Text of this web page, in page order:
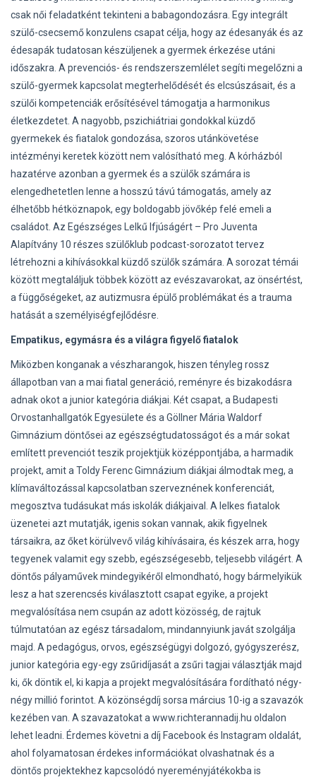
csak női feladatként tekinteni a babagondozásra. Egy integrált
szülő-csecsemő konzulens csapat célja, hogy az édesanyák és az
édesapák tudatosan készüljenek a gyermek érkezése utáni
időszakra. A prevenciós- és rendszerszemlélet segíti megelőzni a
szülő-gyermek kapcsolat megterhelődését és elcsúszásait, és a
szülői kompetenciák erősítésével támogatja a harmonikus
életkezdetet. A nagyobb, pszichiátriai gondokkal küzdő
gyermekek és fiatalok gondozása, szoros utánkövetése
intézményi keretek között nem valósítható meg. A kórházból
hazatérve azonban a gyermek és a szülők számára is
elengedhetetlen lenne a hosszú távú támogatás, amely az
élhetőbb hétköznapok, egy boldogabb jövőkép felé emeli a
családot. Az Egészséges Lelkű Ifjúságért – Pro Juventa
Alapítvány 10 részes szülőklub podcast-sorozatot tervez
létrehozni a kihívásokkal küzdő szülők számára. A sorozat témái
között megtaláljuk többek között az evészavarokat, az önsértést,
a függőségeket, az autizmusra épülő problémákat és a trauma
hatását a személyiségfejlődésre.
Empatikus, egymásra és a világra figyelő fiatalok
Miközben konganak a vészharangok, hiszen tényleg rossz
állapotban van a mai fiatal generáció, reményre és bizakodásra
adnak okot a junior kategória diákjai. Két csapat, a Budapesti
Orvostanhallgatók Egyesülete és a Göllner Mária Waldorf
Gimnázium döntősei az egészségtudatosságot és a már sokat
említett prevenciót teszik projektjük középpontjába, a harmadik
projekt, amit a Toldy Ferenc Gimnázium diákjai álmodtak meg, a
klímaváltozással kapcsolatban szerveznének konferenciát,
megosztva tudásukat más iskolák diákjaival. A lelkes fiatalok
üzenetei azt mutatják, igenis sokan vannak, akik figyelnek
társaikra, az őket körülvevő világ kihívásaira, és készek arra, hogy
tegyenek valamit egy szebb, egészségesebb, teljesebb világért. A
döntős pályaművek mindegyikéről elmondható, hogy bármelyikük
lesz a hat szerencsés kiválasztott csapat egyike, a projekt
megvalósítása nem csupán az adott közösség, de rajtuk
túlmutatóan az egész társadalom, mindannyiunk javát szolgálja
majd. A pedagógus, orvos, egészségügyi dolgozó, gyógyszerész,
junior kategória egy-egy zsűridíjasát a zsűri tagjai választják majd
ki, ők döntik el, ki kapja a projekt megvalósítására fordítható négy-
négy millió forintot. A közönségdíj sorsa március 10-ig a szavazók
kezében van. A szavazatokat a www.richterannadij.hu oldalon
lehet leadni. Érdemes követni a díj Facebook és Instagram oldalát,
ahol folyamatosan érdekes információkat olvashatnak és a
döntős projektekhez kapcsolódó nyereményjátékokba is